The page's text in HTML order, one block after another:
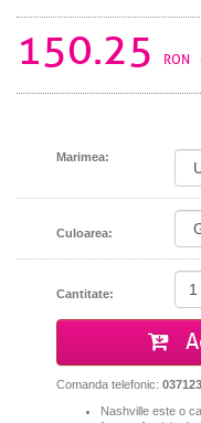
150.25 RON
Marimea:
Culoarea:
Cantitate:
Comanda telefonic:
Nashville este o